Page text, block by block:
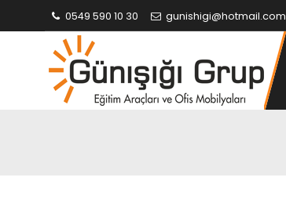
0549 590 10 30 gunishigi@hotmail.com